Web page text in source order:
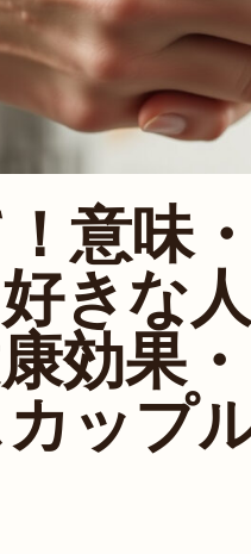
意味
きな
効果・
ップ